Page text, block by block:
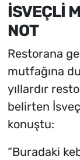
İSVEÇLİ
NOT
Restorana
mutfağına
yıllardır
belirten
konuştu:
“Buradaki